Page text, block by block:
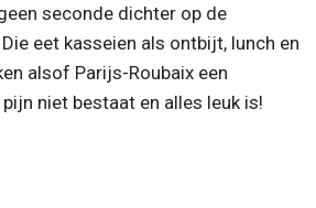
seconde dichter op de
eet kasseien als ontbijt, lunch en
alsof Parijs-Roubaix een
niet bestaat en alles leuk is!